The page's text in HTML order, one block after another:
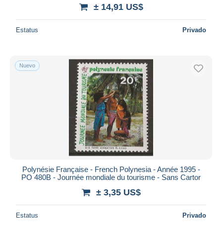
Sólo con descuento
Envío gratis
Métodos de pago
PayPal
Transferencia bancaria
Mastercard
Bancontact
iDeal
Maestro
Residencia del vendedor
± 14,91 US$
Estatus Privado
Nuevo
Polynésie Française - French Polynesia - Année 1995 -
PO 480B - Journée mondiale du tourisme - Sans Cartor
± 3,35 US$
Estatus Privado